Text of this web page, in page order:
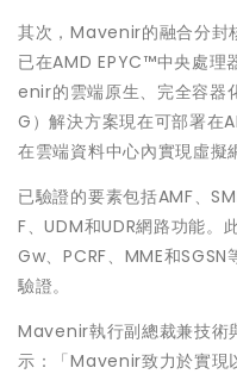
其次，Mavenir的融合分
已在AMD EPYC™中央處
enir的雲端原生、完全容器
G）解決方案現在可部署在
在雲端資料中心內實現虛擬
已驗證的要素包括AMF、
F、UDM和UDR網路功能。
Gw、PCRF、MME和
驗證。
Mavenir執行副總裁兼技
示：「Mavenir致力於實現